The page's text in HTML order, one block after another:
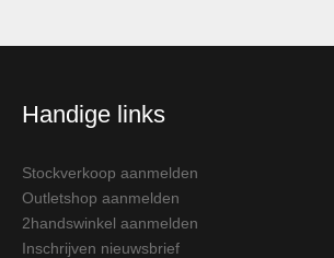
Handige links
Stockverkoop aanmelden
Outletshop aanmelden
2handswinkel aanmelden
Inschrijven nieuwsbrief